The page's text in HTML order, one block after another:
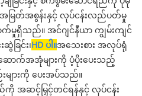
အမြတ်အစွန်းနှင့် လုပ်ငန်းလည်ပတ်မှု
သည်။ အင်ဂျင်နီယာ ကျွမ်းကျင်
ခြင်း၊HD ပါ။အသေးစား အလုပ်ရုံ
ောက်အအုံများကို ပံ့ပိုးပေးသည့်
များကို ပေးအပ်သည်။
ကို အဆင့်မြှင့်တင်ရန်နှင့် လုပ်ငန်း